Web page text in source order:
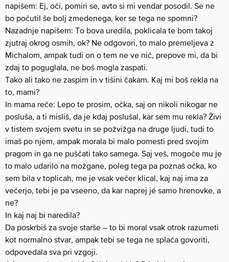
napišem: Ej, oči, pomiri se, avto si mi vendar posodil. Se ne
bo počutil še bolj zmedenega, ker se tega ne spomni?
Nazadnje napišem: To bova uredila, poklicala te bom takoj
zjutraj okrog osmih, ok? Ne odgovori, to malo premeljeva z
Michalom, ampak tudi on o tem ne ve nič, prepove mi, da bi
zdaj to poguglala, ne boš mogla zaspati.
Tako ali tako ne zaspim in v tišini čakam. Kaj mi boš rekla na
to, mami?
In mama reče: Lepo te prosim, očka, saj on nikoli nikogar ne
posluša, a ti misliš, da je kdaj poslušal, kar sem mu rekla? Živi
v tistem svojem svetu in se požvižga na druge ljudi, tudi to
imaš po njem, ampak morala bi malo pomesti pred svojim
pragom in ga ne puščati tako samega. Saj veš, mogoče mu je
to malo udarilo na možgane, poleg tega pa poznaš očka, ko
sem bila v toplicah, me je vsak večer klical, kaj naj ima za
večerjo, tebi je pa vseeno, da kar naprej jé samo hrenovke, a
ne?
In kaj naj bi naredila?
Da poskrbiš za svoje starše – to bi moral vsak otrok razumeti
kot normalno stvar, ampak tebi se tega ne splača govoriti,
odpovedala sva pri vzgoji.